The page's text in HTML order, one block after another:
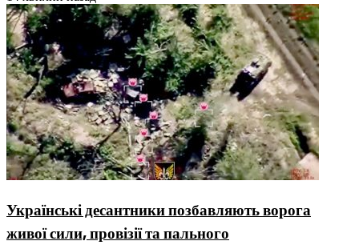
Українські десантники позбавляють ворога
живої сили, провізії та пального